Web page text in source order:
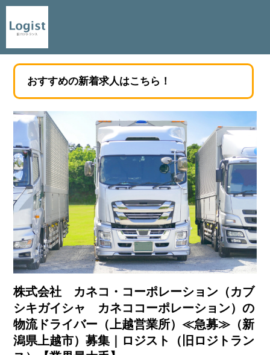
おすすめの新着求人はこちら！
株式会社 カネコ・コーポレーション（カブ
シキガイシャ カネココーポレーション）の
物流ドライバー（上越営業所）≪急募≫（新
潟県上越市）募集｜ロジスト（旧ロジトラン